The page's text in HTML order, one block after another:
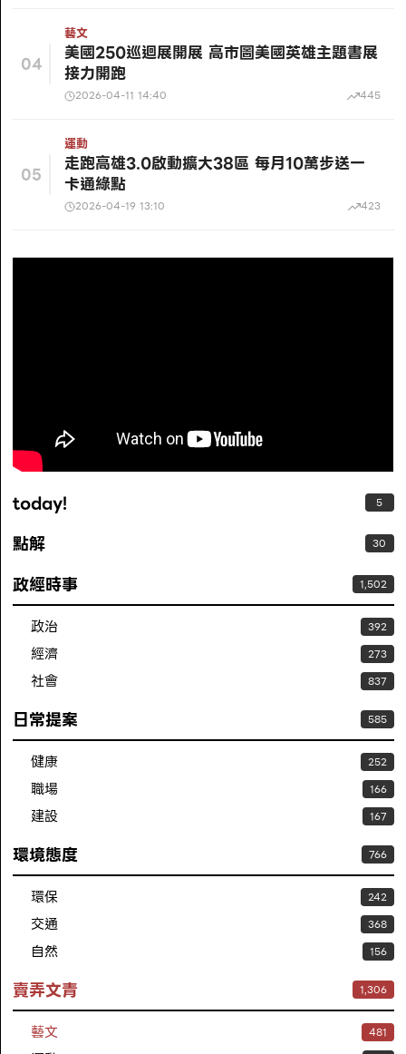
04
藝文
美國250巡迴展開展 高市圖美國英雄主題書展
接力開跑
2026-04-11 14:40 445
05
運動
走跑高雄3.0啟動擴大38區 每月10萬步送一
卡通綠點
2026-04-19 13:10 423
today! 5
點解 30
政經時事 1,502
政治 392
經濟 273
社會 837
日常提案 585
健康 252
職場 166
建設 167
環境態度 766
環保 242
交通 368
自然 156
賣弄文青 1,306
藝文 481